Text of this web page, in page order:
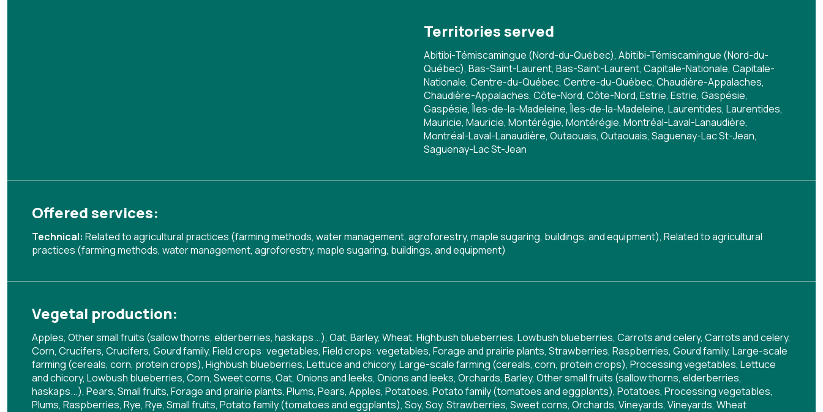
Territories served
Abitibi-Témiscamingue (Nord-du-Québec), Abitibi-Témiscamingue (Nord-du-
Québec), Bas-Saint-Laurent, Bas-Saint-Laurent, Capitale-Nationale, Capitale-
Nationale, Centre-du-Québec, Centre-du-Québec, Chaudière-Appalaches,
Chaudière-Appalaches, Côte-Nord, Côte-Nord, Estrie, Estrie, Gaspésie,
Gaspésie, Îles-de-la-Madeleine, Îles-de-la-Madeleine, Laurentides, Laurentides,
Mauricie, Mauricie, Montérégie, Montérégie, Montréal-Laval-Lanaudière,
Montréal-Laval-Lanaudière, Outaouais, Outaouais, Saguenay-Lac St-Jean,
Saguenay-Lac St-Jean
Offered services:
Technical: Related to agricultural practices (farming methods, water management, agroforestry, maple sugaring, buildings, and equipment), Related to agricultural
practices (farming methods, water management, agroforestry, maple sugaring, buildings, and equipment)
Vegetal production:
Apples, Other small fruits (sallow thorns, elderberries, haskaps...), Oat, Barley, Wheat, Highbush blueberries, Lowbush blueberries, Carrots and celery, Carrots and celery,
Corn, Crucifers, Crucifers, Gourd family, Field crops: vegetables, Field crops: vegetables, Forage and prairie plants, Strawberries, Raspberries, Gourd family, Large-scale
farming (cereals, corn, protein crops), Highbush blueberries, Lettuce and chicory, Large-scale farming (cereals, corn, protein crops), Processing vegetables, Lettuce
and chicory, Lowbush blueberries, Corn, Sweet corns, Oat, Onions and leeks, Onions and leeks, Orchards, Barley, Other small fruits (sallow thorns, elderberries,
haskaps...), Pears, Small fruits, Forage and prairie plants, Plums, Pears, Apples, Potatoes, Potato family (tomatoes and eggplants), Potatoes, Processing vegetables,
Plums, Raspberries, Rye, Rye, Small fruits, Potato family (tomatoes and eggplants), Soy, Soy, Strawberries, Sweet corns, Orchards, Vineyards, Vineyards, Wheat